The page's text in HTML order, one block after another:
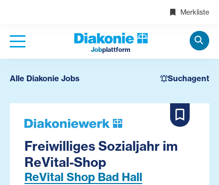
Merkliste
Jobplattform
Alle Diakonie Jobs Suchagent
Freiwilliges Sozialjahr im
ReVital-Shop
ReVital Shop Bad Hall